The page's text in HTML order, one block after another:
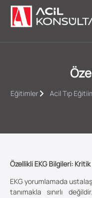
Eğitimler Acil Tıp
Özellikli EKG Bilgileri:
EKG yorumlamada
tanımakla sınırlı